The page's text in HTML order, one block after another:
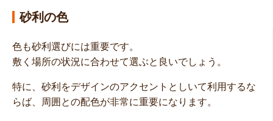
砂利の色
色も砂利選びには重要です。
敷く場所の状況に合わせて選ぶと良いでしょう。
特に、砂利をデザインのアクセントとしいて利用するな
らば、周囲との配色が非常に重要になります。